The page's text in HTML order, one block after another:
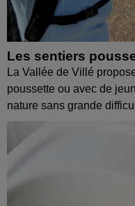
Les sentiers
La Vallée de Villé
poussette ou avec de
nature sans grande